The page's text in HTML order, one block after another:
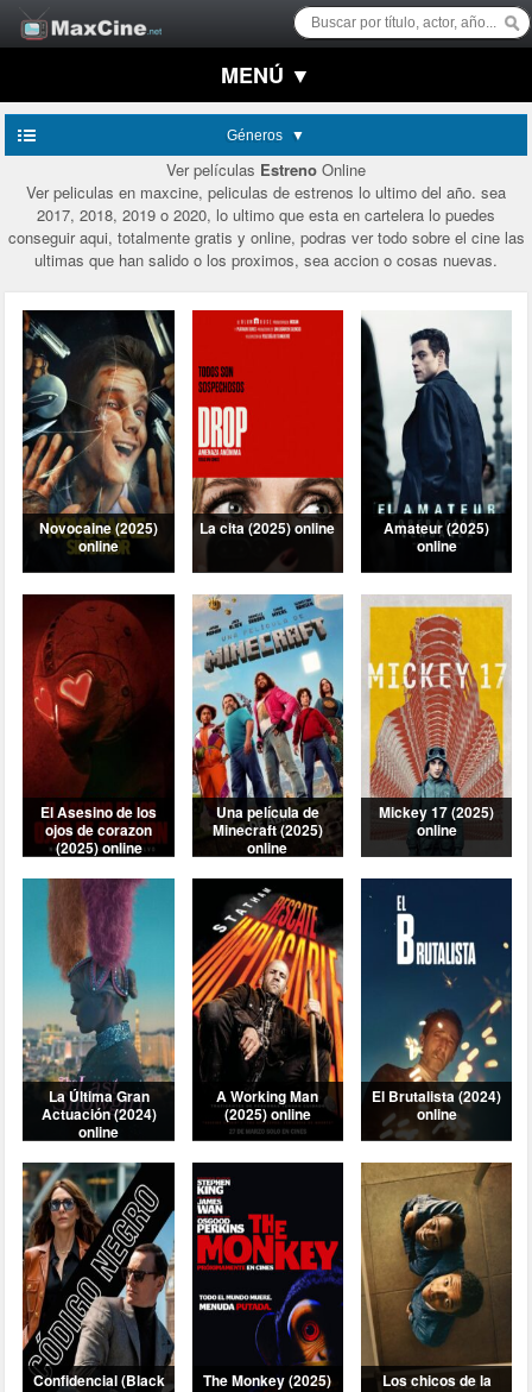
MENÚ ▼
Géneros
Ver películas Estreno Online
Ver peliculas en maxcine, peliculas de estrenos lo ultimo del año. sea
2017, 2018, 2019 o 2020, lo ultimo que esta en cartelera lo puedes
conseguir aqui, totalmente gratis y online, podras ver todo sobre el cine las
ultimas que han salido o los proximos, sea accion o cosas nuevas.